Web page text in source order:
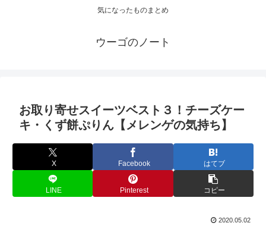
気になったものまとめ
ウーゴのノート
お取り寄せスイーツベスト３！チーズケー
キ・くず餅ぷりん【メレンゲの気持ち】
X Facebook はてブ
LINE Pinterest コピー
2020.05.02